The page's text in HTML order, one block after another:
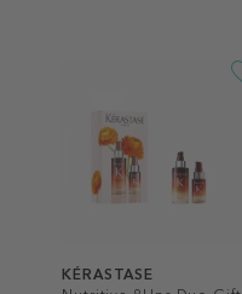
KÉRASTASE